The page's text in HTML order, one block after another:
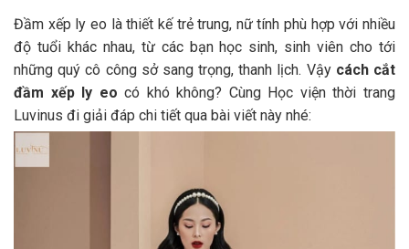
Đầm xếp ly eo là thiết kế trẻ trung, nữ tính phù hợp với nhiều
độ tuổi khác nhau, từ các bạn học sinh, sinh viên cho tới
những quý cô công sở sang trọng, thanh lịch. Vậy cách cắt
đầm xếp ly eocó khó không? Cùng Học viện thời trang
Luvinus đi giải đáp chi tiết qua bài viết này nhé: